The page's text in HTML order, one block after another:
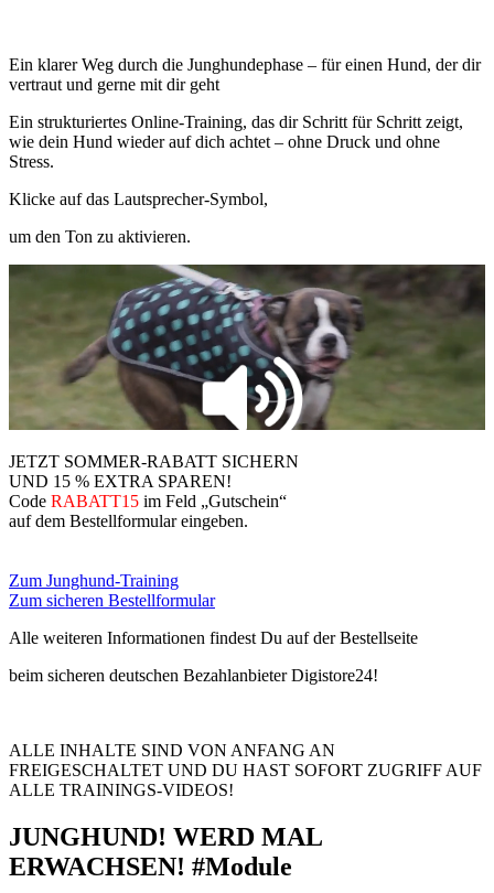
Ein klarer Weg durch die Junghundephase – für einen Hund, der dir
vertraut und gerne mit dir geht
Ein strukturiertes Online-Training, das dir Schritt für Schritt zeigt,
wie dein Hund wieder auf dich achtet – ohne Druck und ohne
Stress.
Klicke auf das Lautsprecher-Symbol,
um den Ton zu aktivieren.
JETZT SOMMER-RABATT SICHERN
UND 15 % EXTRA SPAREN!
Code RABATT15 im Feld „Gutschein“
auf dem Bestellformular eingeben.
Zum Junghund-Training
Zum sicheren Bestellformular
Alle weiteren Informationen findest Du auf der Bestellseite
beim sicheren deutschen Bezahlanbieter Digistore24!
ALLE INHALTE SIND VON ANFANG AN
FREIGESCHALTET UND DU HAST SOFORT ZUGRIFF AUF
ALLE TRAININGS-VIDEOS!
JUNGHUND! WERD MAL
ERWACHSEN! #Module